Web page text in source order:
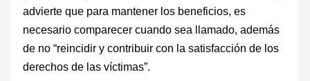
advierte que para mantener los beneficios, es
necesario comparecer cuando sea llamado, además
de no “reincidir y contribuir con la satisfacción de los
derechos de las víctimas”.